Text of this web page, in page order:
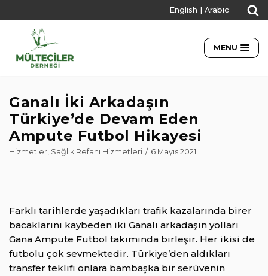
English Arabic
MENU
Ganalı İki Arkadaşın
Türkiye’de Devam Eden
Ampute Futbol Hikayesi
Hizmetler, Sağlık Refahı Hizmetleri 6 Mayıs 2021
Farklı tarihlerde yaşadıkları trafik kazalarında birer
bacaklarını kaybeden iki Ganalı arkadaşın yolları
Gana Ampute Futbol takımında birleşir. Her ikisi de
futbolu çok sevmektedir. Türkiye’den aldıkları
transfer teklifi onlara bambaşka bir serüvenin